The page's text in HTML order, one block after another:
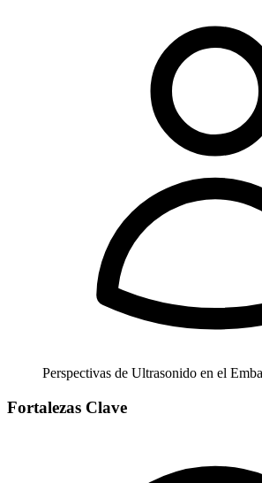
Perspectivas de Ultrasonido en el
Fortalezas Clave